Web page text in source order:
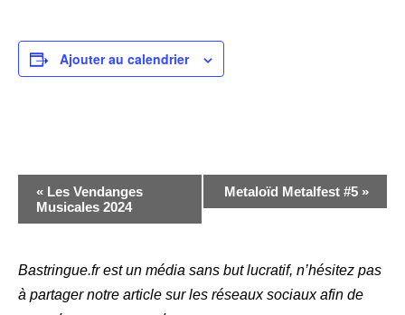
Ajouter au calendrier
i
g
« Les Vendanges
Musicales 2024
Metaloïd Metalfest #5 »
Bastringue.fr est un média sans but lucratif, n’hésitez pas
à partager notre article sur les réseaux sociaux afin de